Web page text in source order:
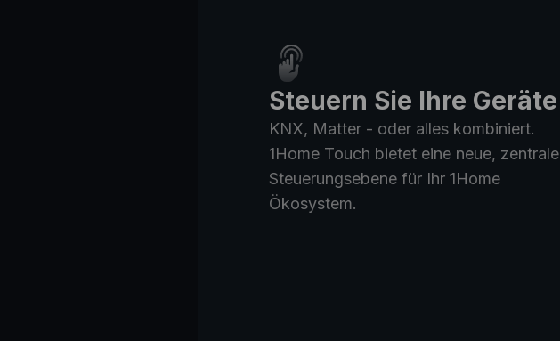
Steuern Sie Ihre Geräte
KNX, Matter - oder alles kombiniert.
1Home Touch bietet eine neue, zentrale
Steuerungsebene für Ihr 1Home
Ökosystem.